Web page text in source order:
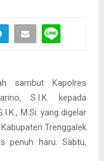
sambut Kapolres
S.I.K. kepada
M.Si. yang digelar
Trenggalek
penuh haru. Sabtu,